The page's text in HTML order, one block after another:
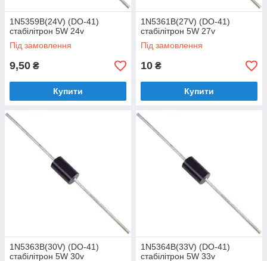
1N5359B(24V) (DO-41)
стабілітрон 5W 24v
Під замовлення
9,50 ₴
Купити
1N5361B(27V) (DO-41)
стабілітрон 5W 27v
Під замовлення
10 ₴
Купити
1N5363B(30V) (DO-41)
стабілітрон 5W 30v
1N5364B(33V) (DO-41)
стабілітрон 5W 33v